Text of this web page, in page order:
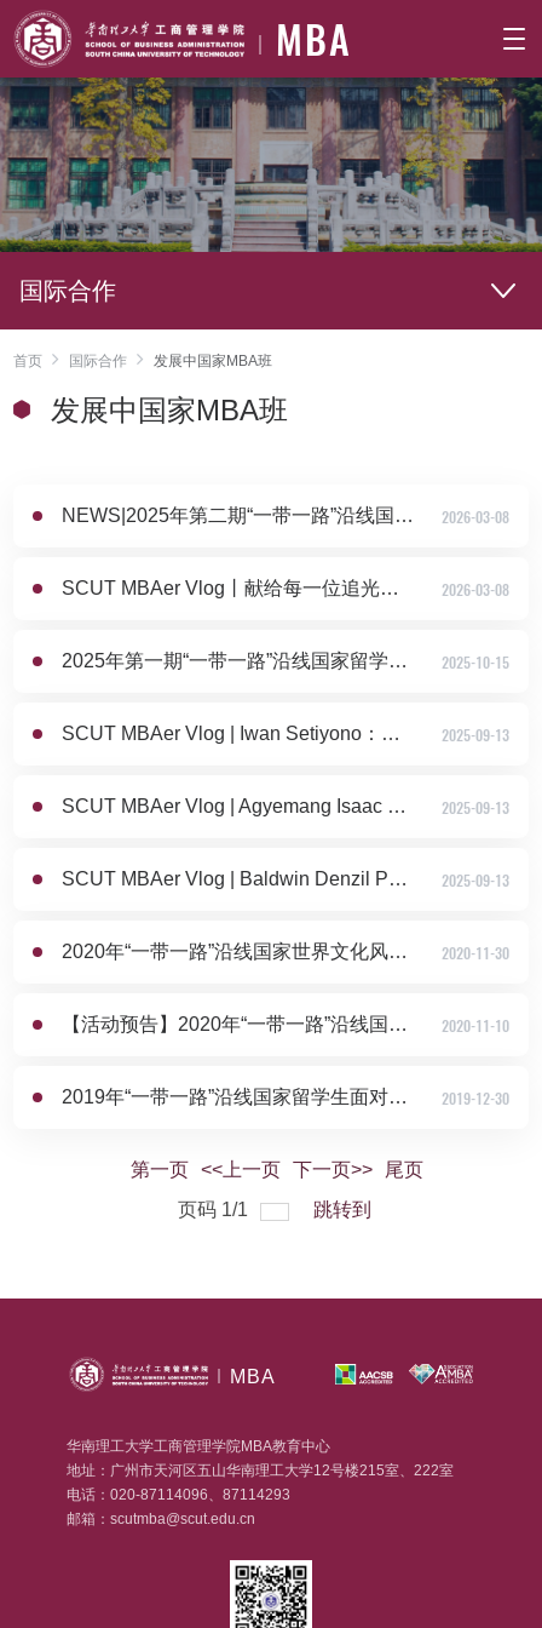
MBA
国际合作
首页 国际合作 发展中国家MBA班
发展中国家MBA班
NEWS|2025年第二期“一带一路”沿线国家留学生世界文化风情展顺利举办 2026-03-08
SCUT MBAer Vlog丨献给每一位追光者，华工工管的国际化答卷 2026-03-08
2025年第一期“一带一路”沿线国家留学生世界文化风情展顺利举办 2025-10-15
SCUT MBAer Vlog | Iwan Setiyono：在联合国工作是什么体验？ 2025-09-13
SCUT MBAer Vlog | Agyemang Isaac Owusu：当中国相亲角闯入加纳学生眼中 2025-09-13
SCUT MBAer Vlog | Baldwin Denzil Philips：中国为非洲创造了很多工作机会 2025-09-13
2020年“一带一路”沿线国家世界文化风情展圆满举行 2020-11-30
【活动预告】2020年“一带一路”沿线国家留学生——世界文化风情展 2020-11-10
2019年“一带一路”沿线国家留学生面对面主题活动顺利举行 2019-12-30
第一页 <<上一页 下一页>>
尾页
页码 1/1 跳转到
MBA
华南理工大学工商管理学院MBA教育中心
地址：广州市天河区五山华南理工大学12号楼215室、222室
电话：020-87114096、87114293
邮箱：scutmba@scut.edu.cn